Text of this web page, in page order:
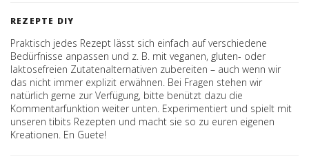
REZEPTE DIY
Praktisch jedes Rezept lässt sich einfach auf verschiedene
Bedürfnisse anpassen und z. B. mit veganen, gluten- oder
laktosefreien Zutatenalternativen zubereiten – auch wenn wir
das nicht immer explizit erwähnen. Bei Fragen stehen wir
natürlich gerne zur Verfügung, bitte benützt dazu die
Kommentarfunktion weiter unten. Experimentiert und spielt mit
unseren tibits Rezepten und macht sie so zu euren eigenen
Kreationen. En Guete!